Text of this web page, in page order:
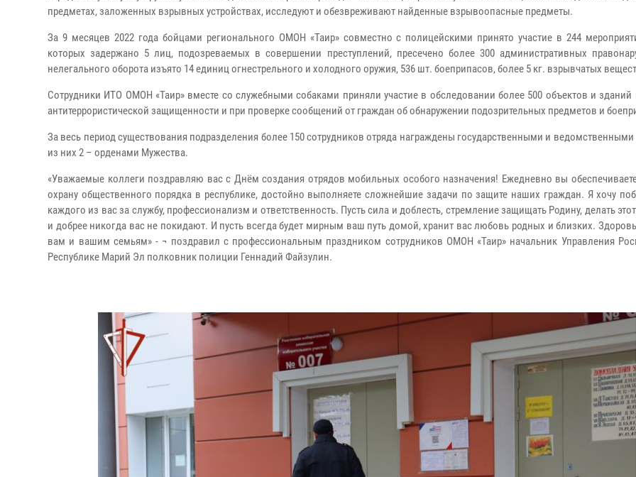
предметах, заложенных взрывных устройствах, исследуют и обезвреживают найденные взрывоопасные предметы.
За 9 месяцев 2022 года бойцами регионального ОМОН «Таир» совместно с полицейскими принято участие в 244
которых задержано 5 лиц, подозреваемых в совершении преступлений, пресечено более 300 административных
нелегального оборота изъято 14 единиц огнестрельного и холодного оружия, 536 шт. боеприпасов, более 5 кг. взрывчатых
Сотрудники ИТО ОМОН «Таир» вместе со служебными собаками приняли участие в обследовании более 500 объектов и зданий
антитеррористической защищенности и при проверке сообщений от граждан об обнаружении подозрительных предметов и
За весь период существования подразделения более 150 сотрудников отряда награждены государственными и
из них 2 – орденами Мужества.
«Уважаемые коллеги поздравляю вас с Днём создания отрядов мобильных особого назначения! Ежедневно вы
охрану общественного порядка в республике, достойно выполняете сложнейшие задачи по защите наших граждан. Я хочу
каждого из вас за службу, профессионализм и ответственность. Пусть сила и доблесть, стремление защищать Родину, делать
и добрее никогда вас не покидают. И пусть всегда будет мирным ваш путь домой, хранит вас любовь родных и близких.
вам и вашим семьям» - ¬ поздравил с профессиональным праздником сотрудников ОМОН «Таир» начальник Управления
Республике Марий Эл полковник полиции Геннадий Файзулин.